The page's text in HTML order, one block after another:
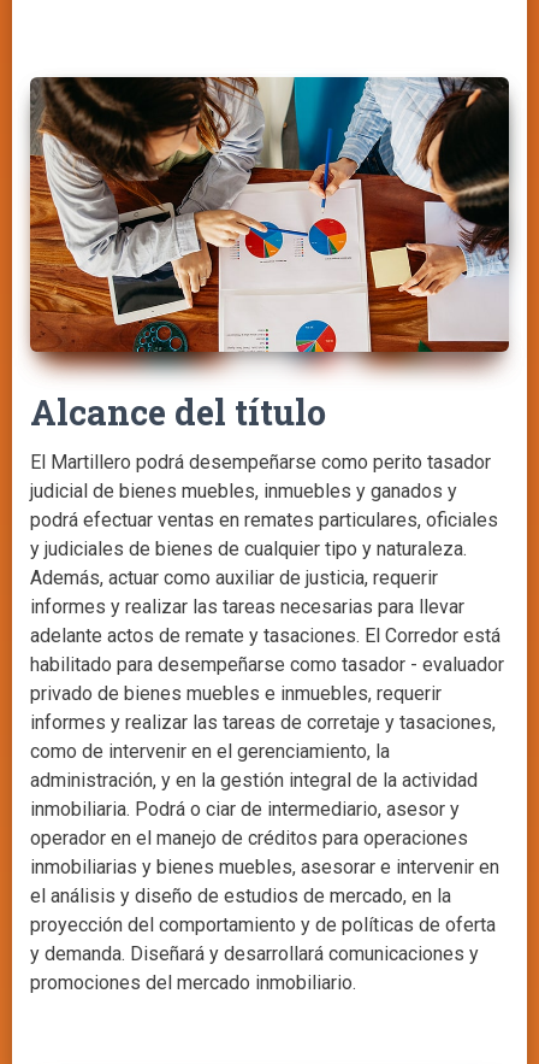
Alcance del título
El Martillero podrá desempeñarse como perito tasador
judicial de bienes muebles, inmuebles y ganados y
podrá efectuar ventas en remates particulares, oficiales
y judiciales de bienes de cualquier tipo y naturaleza.
Además, actuar como auxiliar de justicia, requerir
informes y realizar las tareas necesarias para llevar
adelante actos de remate y tasaciones. El Corredor está
habilitado para desempeñarse como tasador - evaluador
privado de bienes muebles e inmuebles, requerir
informes y realizar las tareas de corretaje y tasaciones,
como de intervenir en el gerenciamiento, la
administración, y en la gestión integral de la actividad
inmobiliaria. Podrá o ciar de intermediario, asesor y
operador en el manejo de créditos para operaciones
inmobiliarias y bienes muebles, asesorar e intervenir en
el análisis y diseño de estudios de mercado, en la
proyección del comportamiento y de políticas de oferta
y demanda. Diseñará y desarrollará comunicaciones y
promociones del mercado inmobiliario.